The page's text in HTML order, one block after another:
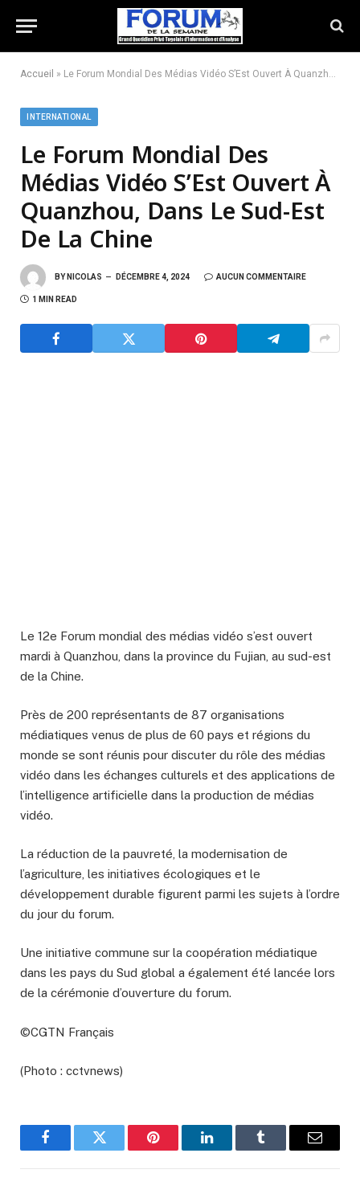
Accueil » Le Forum Mondial Des Médias Vidéo S’Est Ouvert À Quanzhou, Dans Le Sud-Est De La Chine
INTERNATIONAL
Le Forum Mondial Des
Médias Vidéo S’Est Ouvert À
Quanzhou, Dans Le Sud-Est
De La Chine
BY NICOLAS DÉCEMBRE 4, 2024 AUCUN COMMENTAIRE
1 MIN READ
Le 12e Forum mondial des médias vidéo s’est ouvert
mardi à Quanzhou, dans la province du Fujian, au sud-est
de la Chine.
Près de 200 représentants de 87 organisations
médiatiques venus de plus de 60 pays et régions du
monde se sont réunis pour discuter du rôle des médias
vidéo dans les échanges culturels et des applications de
l’intelligence artificielle dans la production de médias
vidéo.
La réduction de la pauvreté, la modernisation de
l’agriculture, les initiatives écologiques et le
développement durable figurent parmi les sujets à l’ordre
du jour du forum.
Une initiative commune sur la coopération médiatique
dans les pays du Sud global a également été lancée lors
de la cérémonie d’ouverture du forum.
©CGTN Français
(Photo : cctvnews)
FacebookTwitter Pinterest LinkedInTumblr Email